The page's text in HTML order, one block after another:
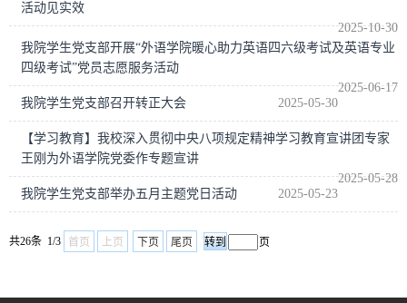
活动见实效
2025-10-30
我院学生党支部开展“外语学院暖心助力英语四六级考试及英语专业
四级考试”党员志愿服务活动
2025-06-17
我院学生党支部召开转正大会
2025-05-30
【学习教育】我校深入贯彻中央八项规定精神学习教育宣讲团专家
王刚为外语学院党委作专题宣讲
2025-05-28
我院学生党支部举办五月主题党日活动
2025-05-23
共26条 1/3 首页 上页 下页 尾页 页